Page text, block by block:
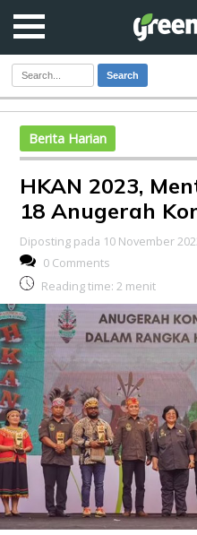
Search
Berita Harian
HKAN 2023,
18 Anugerah
Diposting pada 10 November
0 Comments
Reading time: 2 menit